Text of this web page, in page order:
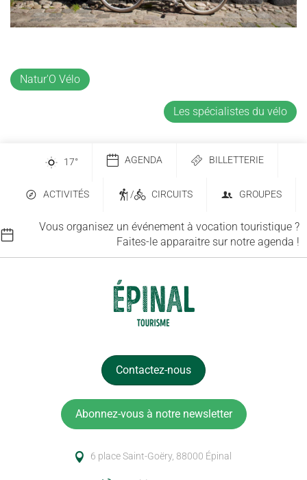
Natur'O Vélo
Les spécialistes du vélo
17° AGENDA BILLETTERIE
ACTIVITÉS / CIRCUITS GROUPES
Vous organisez un événement à vocation touristique ?
Faites-le apparaitre sur notre agenda !
Contactez-nous
Abonnez-vous à notre newsletter
6 place Saint-Goëry, 88000 Épinal